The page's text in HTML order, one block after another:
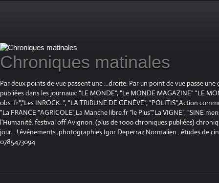
Chroniques matinales
Par deux points de vue passent une ...droite. Par un point de vue passe
publiées dans les journaux: "LE MONDE", "Le MONDE MAGAZINE" "LE
obs .fr","Les INROCK...", "LA TRIBUNE DE GENÈVE", "POLITIS",Action
"La FRANCE "AGRICOLE",La Manche libre.fr "le Plus"."La VIGNE", "SINE
l'Humanité. festival off Avignon. (plus de 1000 chroniques publiées)
jour....! événements ,photographies Igor Deperraz Normalien . études de
0785473094